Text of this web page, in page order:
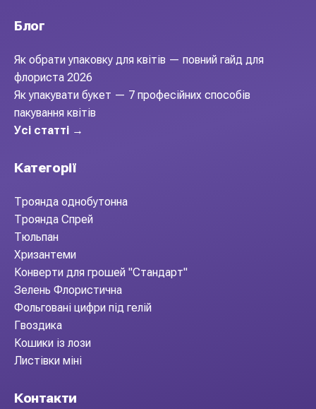
Блог
Як обрати упаковку для квітів — повний гайд для
флориста 2026
Як упакувати букет — 7 професійних способів
пакування квітів
Усі статті →
Категорії
Троянда однобутонна
Троянда Спрей
Тюльпан
Хризантеми
Конверти для грошей "Стандарт"
Зелень Флористична
Фольговані цифри під гелій
Гвоздика
Кошики із лози
Листівки міні
Контакти